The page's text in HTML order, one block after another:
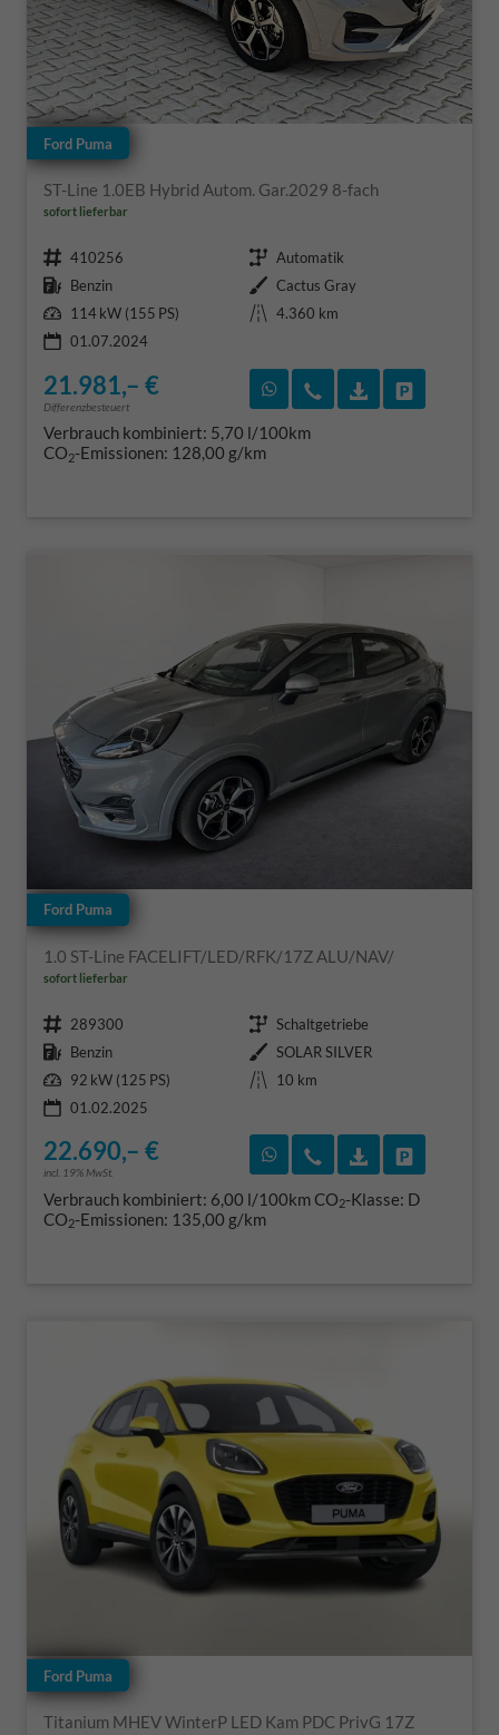
Ford Puma
ST-Line 1.0EB Hybrid Autom. Gar.2029 8-fach
sofort lieferbar
Fahrzeugnr. 410256 Getriebe Automatik
Kraftstoff Benzin Außenfarbe Cactus Gray
Leistung 114 kW (155 PS) Kilometerstand
4.360 km
01.07.2024
21.981,– €
Differenzbesteuert
Rückruf vereinbaren
Wir rufen Sie an
Verbrauch kombiniert: 5,70 l/100km
CO2-Emissionen: 128,00 g/km
Ford Puma
1.0 ST-Line FACELIFT/LED/RFK/17Z ALU/NAV/
sofort lieferbar
Fahrzeugnr. 289300 Getriebe Schaltgetriebe
Kraftstoff Benzin Außenfarbe SOLAR SILVER
Leistung 92 kW (125 PS) Kilometerstand
10 km
01.02.2025
22.690,– €
incl. 19% MwSt.
Rückruf vereinbaren
Wir rufen Sie an
Verbrauch kombiniert: 6,00 l/100kmCO2-Klasse: D
CO2-Emissionen: 135,00 g/km
Ford Puma
Titanium MHEV WinterP LED Kam PDC PrivG 17Z